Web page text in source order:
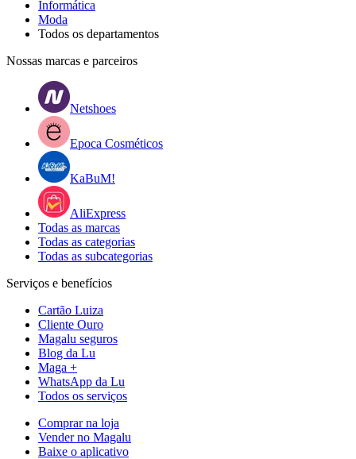
Informática
Moda
Todos os departamentos
Nossas marcas e parceiros
Netshoes
Epoca Cosméticos
KaBuM!
AliExpress
Todas as marcas
Todas as categorias
Todas as subcategorias
Serviços e benefícios
Cartão Luiza
Cliente Ouro
Magalu seguros
Blog da Lu
Maga +
WhatsApp da Lu
Todos os serviços
Comprar na loja
Vender no Magalu
Baixe o aplicativo